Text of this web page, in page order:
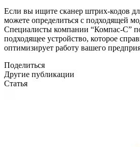
Если вы ищите сканер штрих-кодов
можете определиться с подходящей
Специалисты компании “Компас-С”
подходящее устройство, которое
оптимизирует работу вашего
Поделиться
Другие публикации
Статья